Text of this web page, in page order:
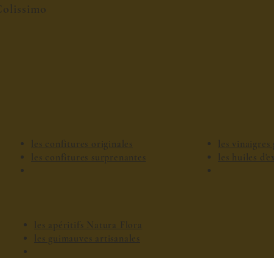
les confitures originales
les confitures surprenantes
les apéritifs Natura Flora
les guimauves artisanales
les vinaigres
les huiles